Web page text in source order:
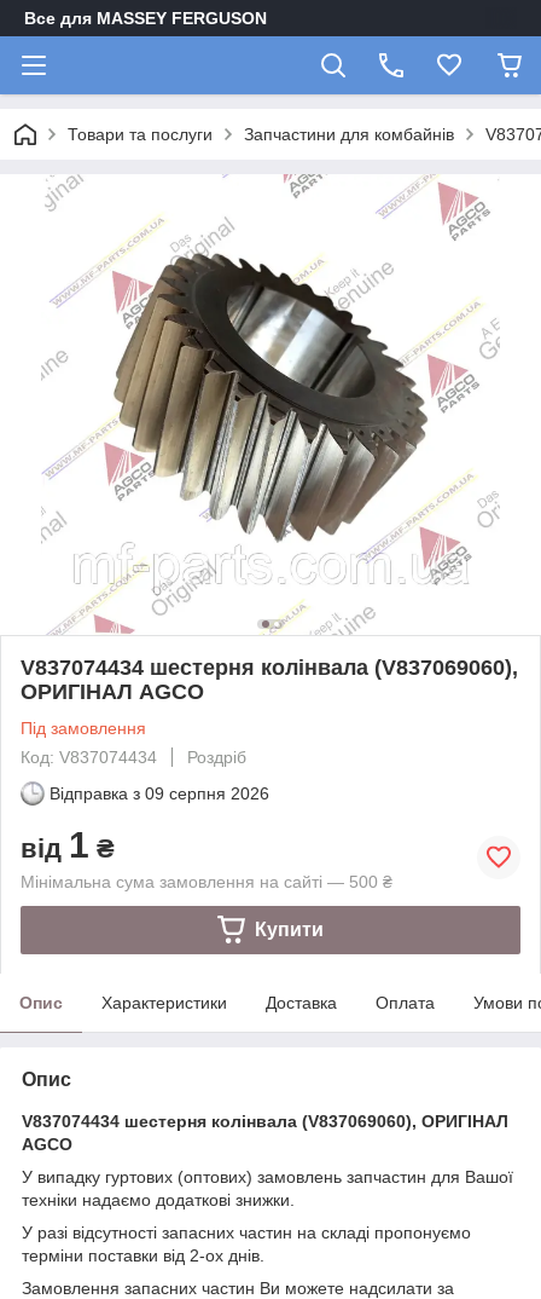
Все для MASSEY FERGUSON
Товари та послуги Запчастини для комбайнів
V837074434 шестерня колінвала (V837069060),
ОРИГІНАЛ AGCO
Під замовлення
Код: V837074434
Роздріб
Відправка з 09 серпня 2026
від 1 ₴
Мінімальна сума замовлення на сайті — 500 ₴
Купити
Опис Характеристики Доставка Оплата Умови
Опис
V837074434 шестерня колінвала (V837069060), ОРИГІНАЛ
AGCO
У випадку гуртових (оптових) замовлень запчастин для Вашої
техніки надаємо додаткові знижки.
У разі відсутності запасних частин на складі пропонуємо
терміни поставки від 2-ох днів.
Замовлення запасних частин Ви можете надсилати за